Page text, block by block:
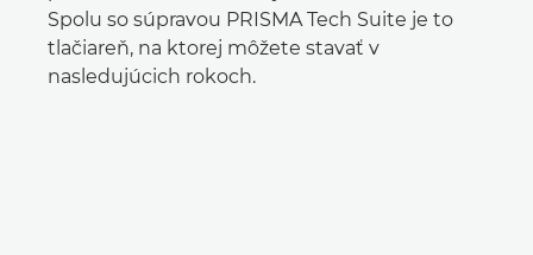
Spolu so súpravou PRISMA Tech Suite je to
tlačiareň, na ktorej môžete stavať v
nasledujúcich rokoch.